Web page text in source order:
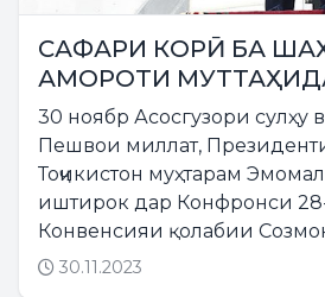
САФАРИ КОРӢ БА
АМОРОТИ
30 ноябр Асосгузори сулҳу
Пешвои миллат,
Тоҷикистон муҳтарам
иштирок дар Конфронси
Конвенсияи қолабии
Муттаҳид оид ба
30.11.2023